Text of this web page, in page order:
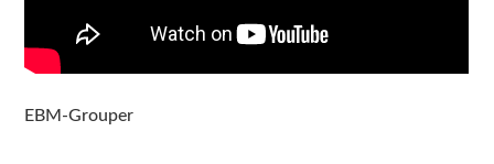
EBM-Grouper